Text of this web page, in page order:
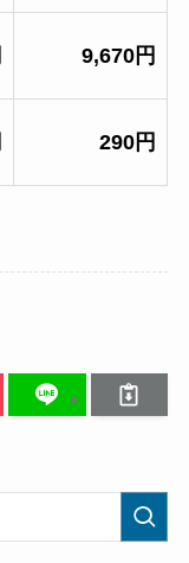
9,670円
290円